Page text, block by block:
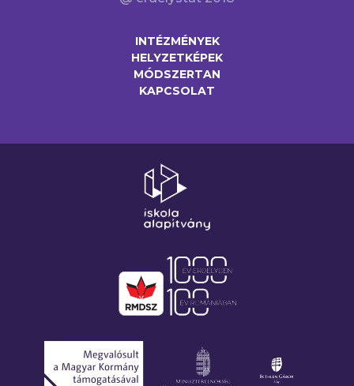
INTÉZMÉNYEK
HELYZETKÉPEK
MÓDSZERTAN
KAPCSOLAT